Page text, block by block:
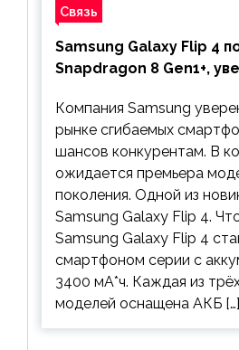
Связь
Samsung Galaxy Flip 4
Snapdragon 8 Gen1+,
предшественника
Компания Samsung
рынке сгибаемых
шансов конкурентам. В
ожидается премьера
поколения. Одной из
Samsung Galaxy Flip 4.
Samsung Galaxy Flip 4
смартфоном серии с
3400 мА*ч. Каждая из
моделей оснащена АКБ […]